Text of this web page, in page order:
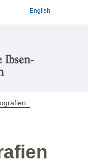
English
Ibsen-